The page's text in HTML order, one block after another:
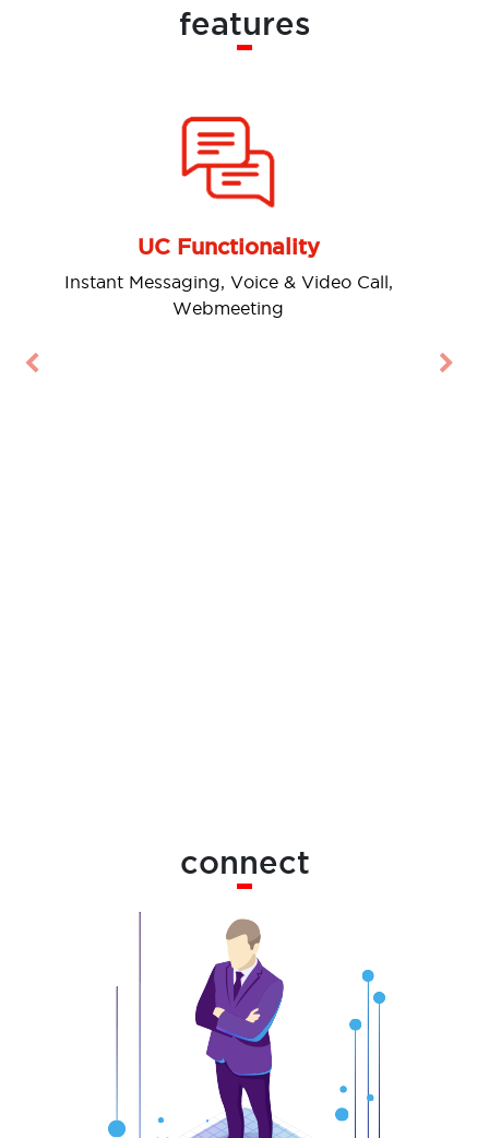
features
UC Functionality
Instant Messaging, Voice & Video Call,
Webmeeting
Previous
connect